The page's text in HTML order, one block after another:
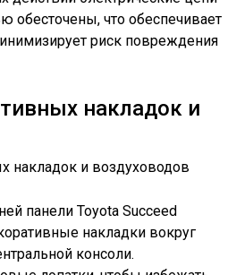
обесточены, что обеспечивает
риск повреждения
накладок и
панели Toyota Succeed
накладки вокруг
консоли.